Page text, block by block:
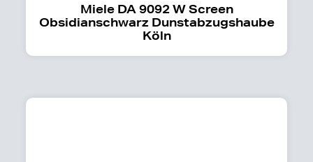
Miele DA 9092 W Screen
Obsidianschwarz Dunstabzugshaube
Köln